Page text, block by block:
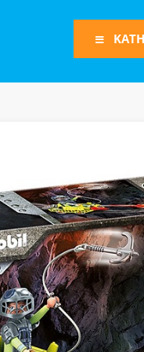
Φιγούρες
Φιγούρες
Τρένα
Bruder
Οχήματα
Πίστες-Γκαράζ
Παιχνίδια
Play Set
Όπλα